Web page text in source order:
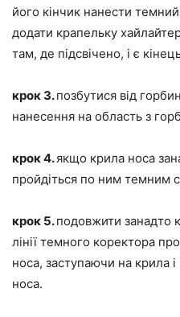
його кінчик нанести
додати крапельку
там, де підсвічено, і є
крок 3.позбутися від
нанесення на область з
крок 4.якщо крила носа
пройдіться по ним темним
крок 5.подовжити занадто
лінії темного коректора
носа, заступаючи на крила і
носа.